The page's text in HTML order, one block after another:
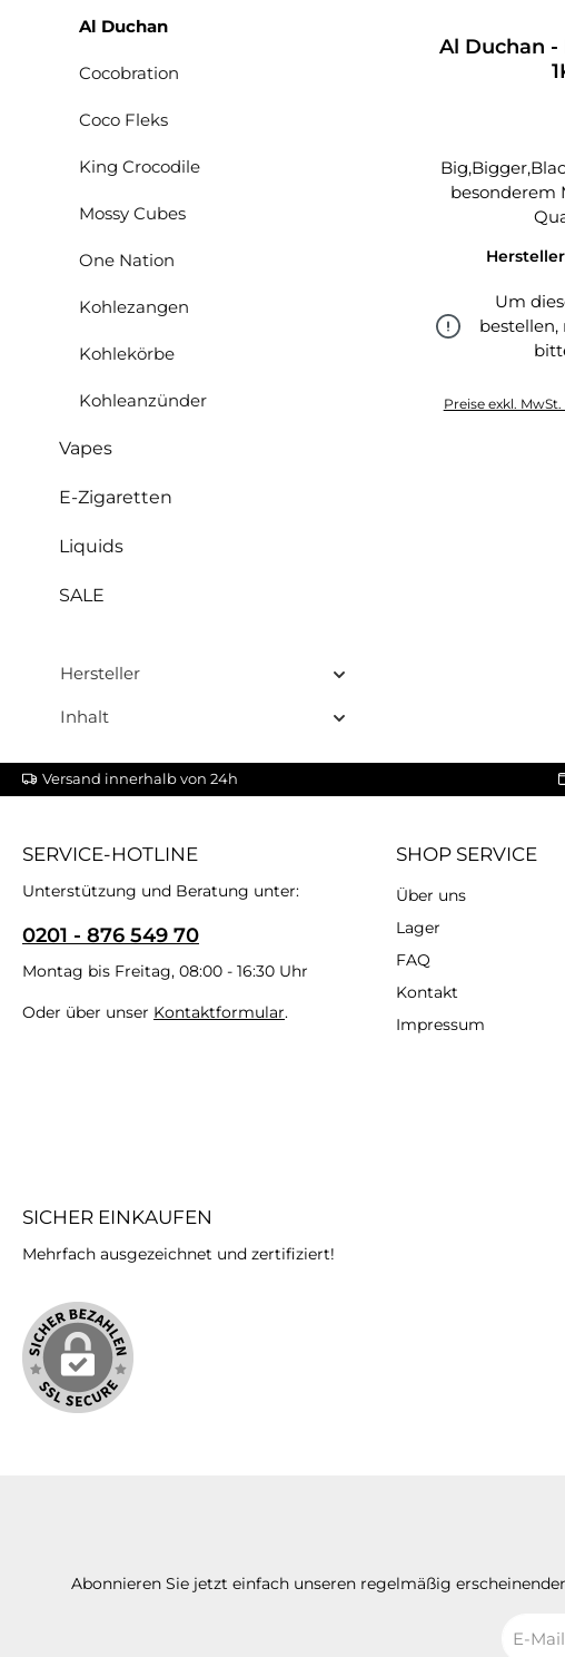
Al Duchan
Cocobration
Coco Fleks
King Crocodile
Mossy Cubes
One Nation
Kohlezangen
Kohlekörbe
Kohleanzünder
Vapes
E-Zigaretten
Liquids
SALE
Hersteller
Inhalt
Al Duchan -
besonderem
Um
bestellen,
Preise exkl.
Versand innerhalb von 24h
SERVICE-HOTLINE
Unterstützung und Beratung unter:
0201 - 876 549 70
Montag bis Freitag, 08:00 - 16:30 Uhr
Oder über unser Kontaktformular.
SHOP SERVICE
Über uns
Lager
FAQ
Kontakt
Impressum
SICHER EINKAUFEN
Mehrfach ausgezeichnet und zertifiziert!
Abonnieren Sie jetzt einfach unseren regelmäßig
Mail-